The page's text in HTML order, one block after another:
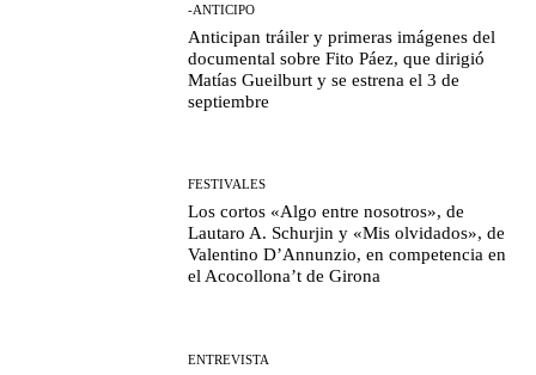
-ANTICIPO
Anticipan tráiler y primeras imágenes del
documental sobre Fito Páez, que dirigió
Matías Gueilburt y se estrena el 3 de
septiembre
FESTIVALES
Los cortos «Algo entre nosotros», de
Lautaro A. Schurjin y «Mis olvidados», de
Valentino D’Annunzio, en competencia en
el Acocollona’t de Girona
ENTREVISTA